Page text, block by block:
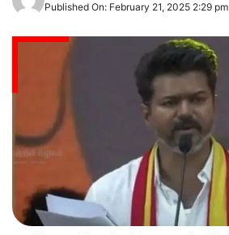
Published On: February 21, 2025 2:29 pm